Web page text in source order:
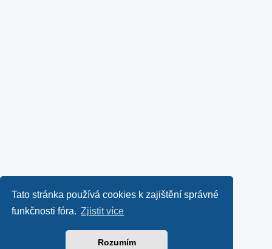
Tato stránka používá cookies k zajištění správné
funkčnosti fóra. Zjistit více
Rozumím